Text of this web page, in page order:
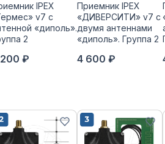
IPEX
v7 с
«диполь».
2
₽
Приемник IPEX
«ДИВЕРСИТИ» v7 с
двумя антеннами
«диполь». Группа 2
4 600 ₽